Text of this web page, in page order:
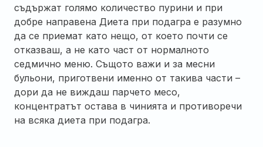
съдържат голямо количество пурини и при
добре направена Диета при подагра е разумно
да се приемат като нещо, от което почти се
отказваш, а не като част от нормалното
седмично меню. Същото важи и за месни
бульони, приготвени именно от такива части –
дори да не виждаш парчето месо,
концентратът остава в чинията и противоречи
на всяка диета при подагра.